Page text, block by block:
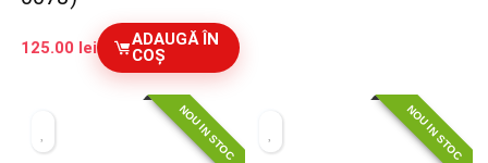
125.00 lei
ADAUGĂ ÎN
COȘ
NOU IN STOC NOU IN STOC